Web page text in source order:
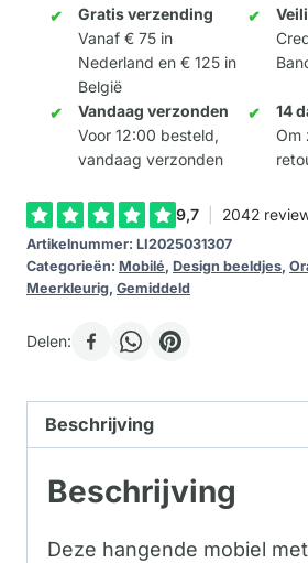
Vilten
Ballen
(Multi)
aantal
Gratis verzending
Vanaf € 75 in
Nederland en € 125 in
België
Vandaag verzonden
Voor 12:00 besteld,
vandaag verzonden
14
Om
Artikelnummer: LI2025031307
Categorieën: Mobilé, Design beeldjes,
Meerkleurig, Gemiddeld
Delen:
Beschrijving
Beschrijving
Deze hangende mobiel